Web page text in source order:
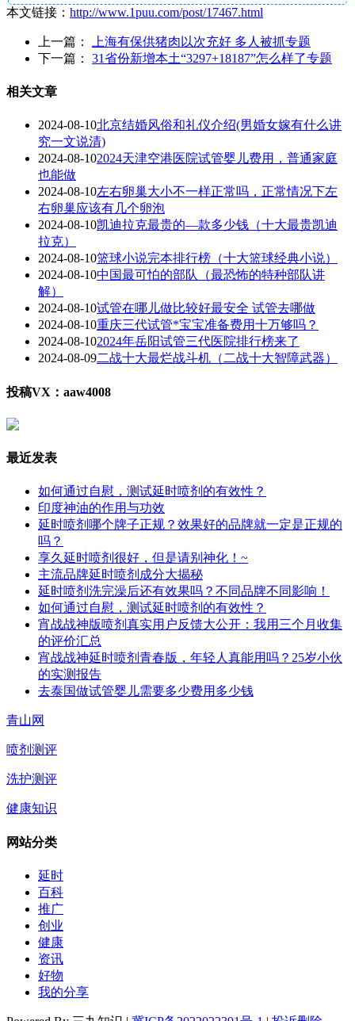
本文链接： http://www.1puu.com/post/17467.html
上一篇：
上海有保供猪肉以次充好 多人被抓专题
下一篇： 31省份新增本土“3297+18187”怎么样了专题
相关文章
2024-08-10北京结婚风俗和礼仪介绍(男婚女嫁有什么讲
究一文说清)
2024-08-102024天津空港医院试管婴儿费用，普通家庭
也能做
2024-08-10左右卵巢大小不一样正常吗，正常情况下左
右卵巢应该有几个卵泡
2024-08-10凯迪拉克最贵的—款多少钱（十大最贵凯迪
拉克）
2024-08-10篮球小说完本排行榜（十大篮球经典小说）
2024-08-10中国最可怕的部队（最恐怖的特种部队讲
解）
2024-08-10试管在哪儿做比较好最安全 试管去哪做
2024-08-10重庆三代试管*宝宝准备费用十万够吗？
2024-08-102024年岳阳试管三代医院排行榜来了
2024-08-09二战十大最烂战斗机（二战十大智障武器）
投稿VX：aaw4008
最近发表
如何通过自慰，测试延时喷剂的有效性？
印度神油的作用与功效
延时喷剂哪个牌子正规？效果好的品牌就一定是正规的
吗？
享久延时喷剂很好，但是请别神化！~
主流品牌延时喷剂成分大揭秘
延时喷剂洗完澡后还有效果吗？不同品牌不同影响！
如何通过自慰，测试延时喷剂的有效性？
宵战战神版喷剂真实用户反馈大公开：我用三个月收集
的评价汇总
宵战战神延时喷剂青春版，年轻人真能用吗？25岁小伙
的实测报告
去泰国做试管婴儿需要多少费用多少钱
青山网
喷剂测评
洗护测评
健康知识
网站分类
延时
百科
推广
创业
健康
资讯
好物
我的分享